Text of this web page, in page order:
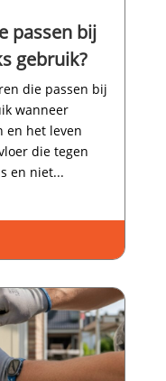
passen bij
gebruik?
die passen bij
wanneer
en het leven
die tegen
en niet...